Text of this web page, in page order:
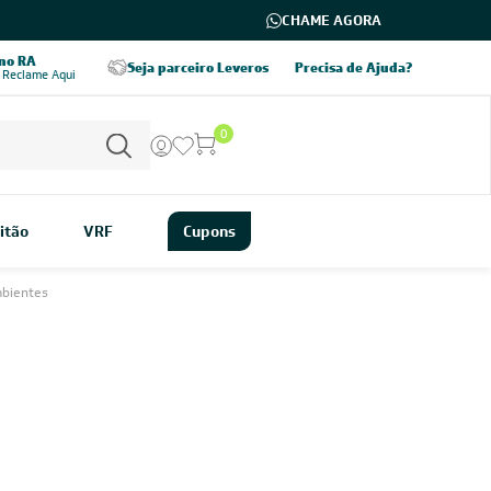
CHAME AGORA
Precisa de Ajuda?
RA
Aqui Seja parceiro Leveros Entrega em todo o Brasil
verifique as modalidades
0
VRF Cupons